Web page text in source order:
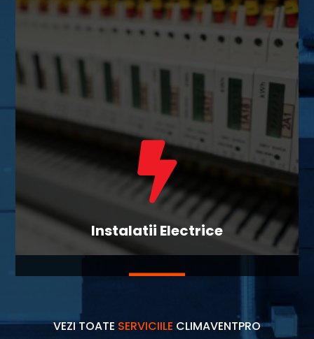

Instalatii Electrice
VEZI TOATE SERVICIILE CLIMAVENTPRO